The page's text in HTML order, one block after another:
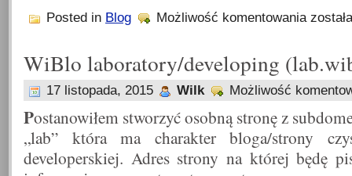
Posted in Blog Możliwość komentowania Mikroblog
WiBlo laboratory/developing
17 listopada, 2015 Wilk Możliwość
Postanowiłem stworzyć osobną stronę z
„lab” która ma charakter bloga/strony
developerskiej. Adres strony na której będę